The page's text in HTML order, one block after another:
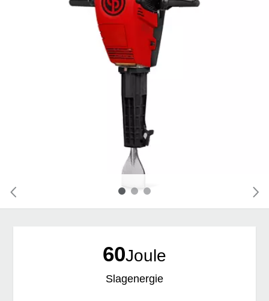
60Joule
Slagenergie